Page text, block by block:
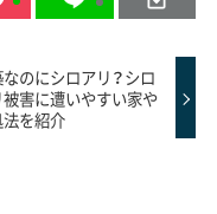
のにシロアリ？シロ
被害に遭いやすい家や
を紹介